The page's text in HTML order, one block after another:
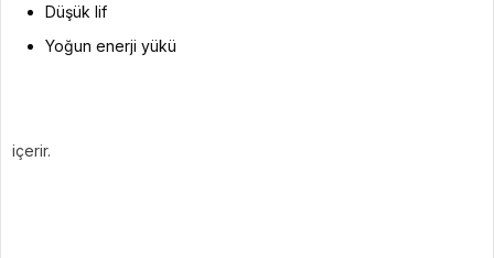
Düşük lif
Yoğun enerji yükü
içerir.